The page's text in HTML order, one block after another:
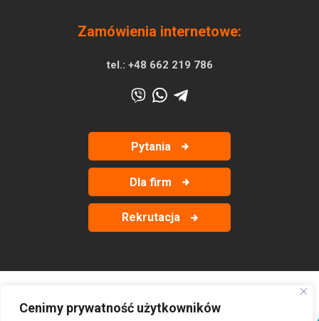
Cenimy prywatność użytkowników
Zamówienia internetowe:
tel.: +48 662 219 786
Pytania
Dla firm
Rekrutacja